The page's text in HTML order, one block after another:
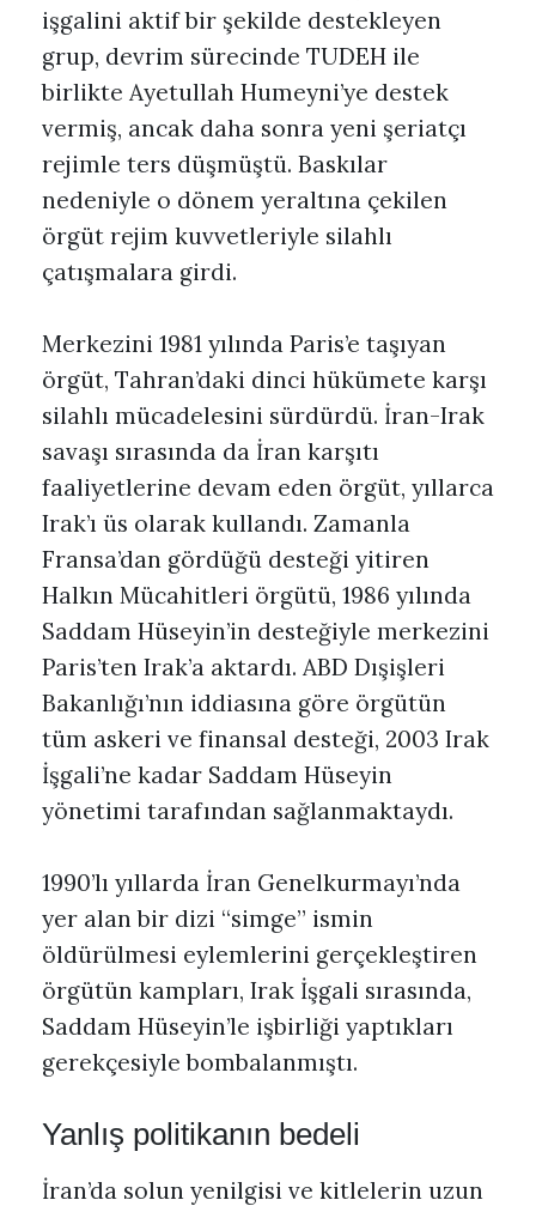
işgalini aktif bir şekilde destekleyen
grup, devrim sürecinde TUDEH ile
birlikte Ayetullah Humeyni’ye destek
vermiş, ancak daha sonra yeni şeriatçı
rejimle ters düşmüştü. Baskılar
nedeniyle o dönem yeraltına çekilen
örgüt rejim kuvvetleriyle silahlı
çatışmalara girdi.
Merkezini 1981 yılında Paris’e taşıyan
örgüt, Tahran’daki dinci hükümete karşı
silahlı mücadelesini sürdürdü. İran-Irak
savaşı sırasında da İran karşıtı
faaliyetlerine devam eden örgüt, yıllarca
Irak’ı üs olarak kullandı. Zamanla
Fransa’dan gördüğü desteği yitiren
Halkın Mücahitleri örgütü, 1986 yılında
Saddam Hüseyin’in desteğiyle merkezini
Paris’ten Irak’a aktardı. ABD Dışişleri
Bakanlığı’nın iddiasına göre örgütün
tüm askeri ve finansal desteği, 2003 Irak
İşgali’ne kadar Saddam Hüseyin
yönetimi tarafından sağlanmaktaydı.
1990’lı yıllarda İran Genelkurmayı’nda
yer alan bir dizi “simge” ismin
öldürülmesi eylemlerini gerçekleştiren
örgütün kampları, Irak İşgali sırasında,
Saddam Hüseyin’le işbirliği yaptıkları
gerekçesiyle bombalanmıştı.
Yanlış politikanın bedeli
İran’da solun yenilgisi ve kitlelerin uzun